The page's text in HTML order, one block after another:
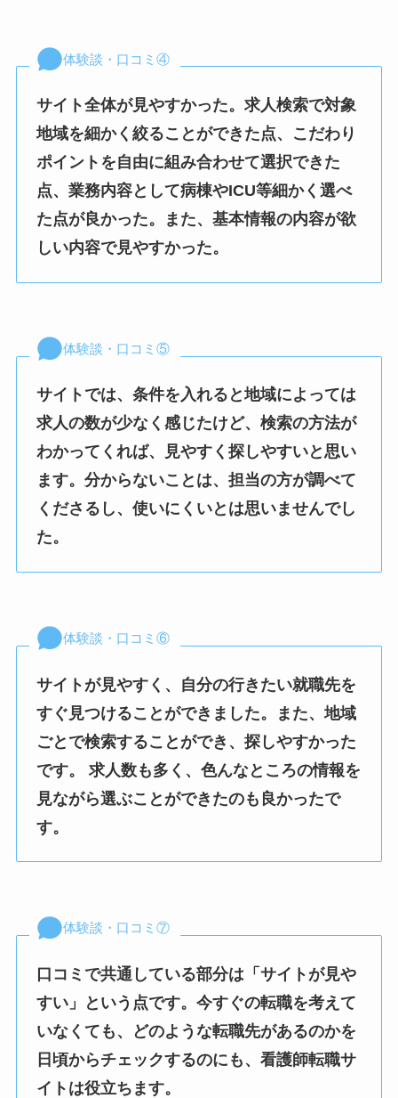
体験談・口コミ④
サイト全体が見やすかった。求人検索で対象
地域を細かく絞ることができた点、こだわり
ポイントを自由に組み合わせて選択できた
点、業務内容として病棟やICU等細かく選べ
た点が良かった。また、基本情報の内容が欲
しい内容で見やすかった。
体験談・口コミ⑤
サイトでは、条件を入れると地域によっては
求人の数が少なく感じたけど、検索の方法が
わかってくれば、見やすく探しやすいと思い
ます。分からないことは、担当の方が調べて
くださるし、使いにくいとは思いませんでし
た。
体験談・口コミ⑥
サイトが見やすく、自分の行きたい就職先を
すぐ見つけることができました。また、地域
ごとで検索することができ、探しやすかった
です。 求人数も多く、色んなところの情報を
見ながら選ぶことができたのも良かったで
す。
体験談・口コミ⑦
口コミで共通している部分は「サイトが見や
すい」という点です。今すぐの転職を考えて
いなくても、どのような転職先があるのかを
日頃からチェックするのにも、看護師転職サ
イトは役立ちます。